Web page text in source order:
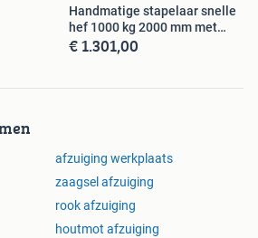
Handmatige stapelaar snelle
hef 1000 kg 2000 mm met
dubbele
€ 1.301,00
afzuiging werkplaats
zaagsel afzuiging
rook afzuiging
houtmot afzuiging